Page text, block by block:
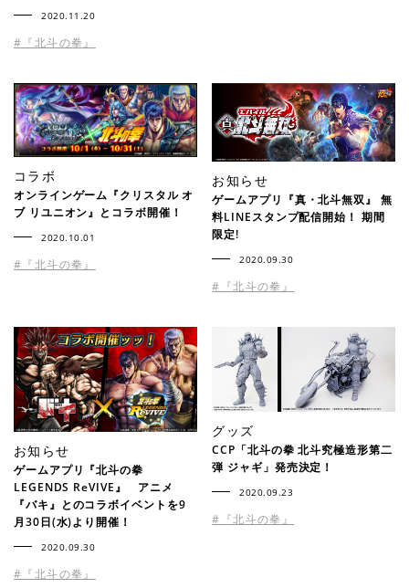
2020.11.20
#『北斗の拳』
コラボ
オンラインゲーム『クリスタル オ
ブ リユニオン』とコラボ開催！
2020.10.01
#『北斗の拳』
お知らせ
ゲームアプリ『真・北斗無双』 無
料LINEスタンプ配信開始！ 期間
限定!
2020.09.30
#『北斗の拳』
お知らせ
ゲームアプリ『北斗の拳
LEGENDS ReVIVE』 アニメ
『バキ』とのコラボイベントを9
月30日(水)より開催！
2020.09.30
#『北斗の拳』
グッズ
CCP「北斗の拳 北斗究極造形第二
弾 ジャギ」発売決定！
2020.09.23
#『北斗の拳』